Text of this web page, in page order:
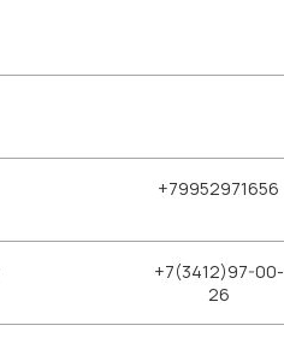
+79952971656
+7(3412)97-00-
26